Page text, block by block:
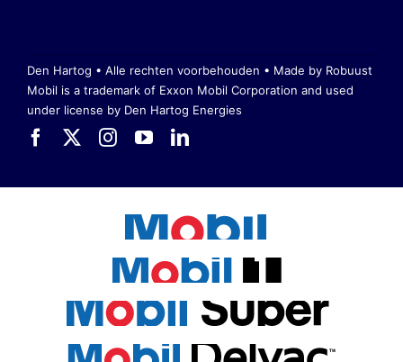
Den Hartog • Alle rechten voorbehouden • Made by Robuust
Mobil is a trademark of Exxon Mobil Corporation and used
under license by Den Hartog Energies